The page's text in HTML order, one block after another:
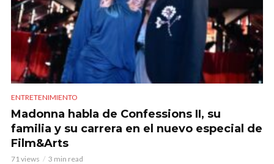
ENTRETENIMIENTO
Madonna habla de Confessions II, su
familia y su carrera en el nuevo especial de
Film&Arts
71 views 3 min read